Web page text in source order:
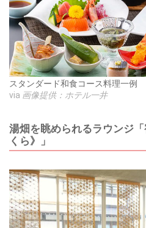
スタンダード和食コース料理一例
via 画像提供：ホテル一井
湯畑を眺められるラウンジ
くら》」